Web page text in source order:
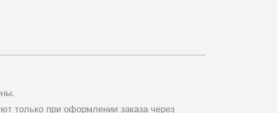
только при оформлении заказа через